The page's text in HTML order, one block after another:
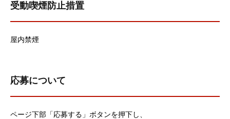
受動喫煙防止措置
屋内禁煙
応募について
ページ下部「応募する」ボタンを押下し、